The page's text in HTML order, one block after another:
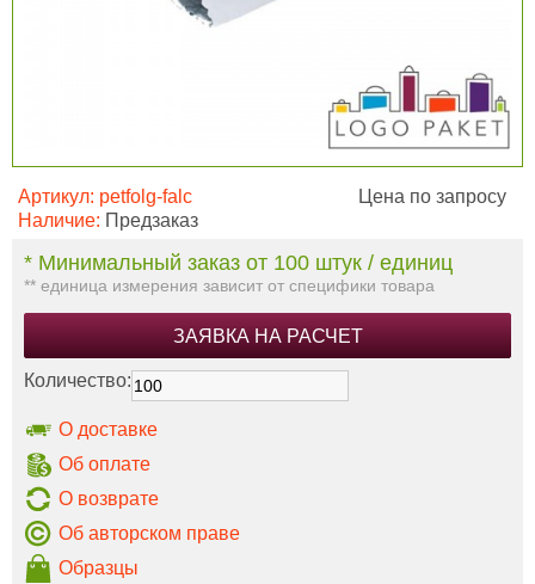
Артикул: petfolg-falc
Наличие: Предзаказ
Цена по запросу
* Минимальный заказ от 100 штук / единиц
** единица измерения зависит от специфики товара
ЗАЯВКА НА РАСЧЕТ
Количество:
О доставке
Об оплате
О возврате
Об авторском праве
Образцы